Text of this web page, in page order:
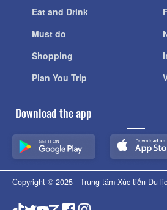
Eat and Drink
Must do
Shopping
Plan You Trip
Download the app
Copyright © 2025 - Trung tâm Xúc tiến Du